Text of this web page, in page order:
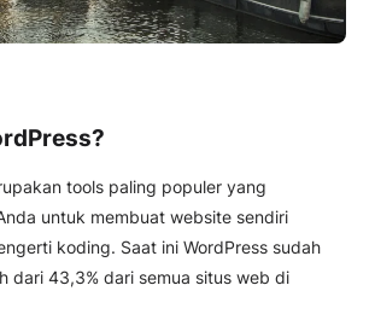
tools paling populer yang
untuk membuat website sendiri
koding. Saat ini WordPress sudah
dari 43,3% dari semua situs web di